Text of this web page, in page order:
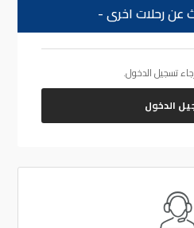
عن رحلات اخرى -
تسجيل الدخول.
الدخول